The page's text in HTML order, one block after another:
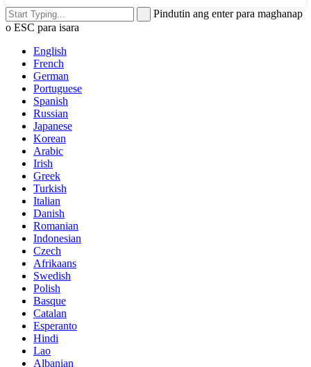
Pindutin ang enter para maghanap
o ESC para isara
English
French
German
Portuguese
Spanish
Russian
Japanese
Korean
Arabic
Irish
Greek
Turkish
Italian
Danish
Romanian
Indonesian
Czech
Afrikaans
Swedish
Polish
Basque
Catalan
Esperanto
Hindi
Lao
Albanian